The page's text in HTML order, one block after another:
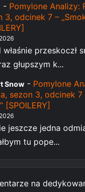
- Pomylone Analizy:
3, odcinek 7 –
właśnie przeskoczł
głupszym k...
Snow - Pomylone
sezon 3, odcinek 7
[SPOILERY]
jeszcze jedna
tu pope...
na